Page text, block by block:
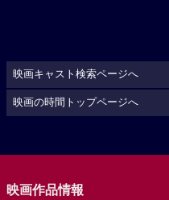
映画キャスト検索ページへ
映画の時間トップページへ
映画作品情報